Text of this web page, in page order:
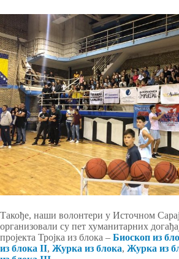
Такође, наши волонтери у Источном
организовали су пет хуманитарних
пројекта Тројка из блока – Биоскоп из
из блока II, Журка из блока, Журка из